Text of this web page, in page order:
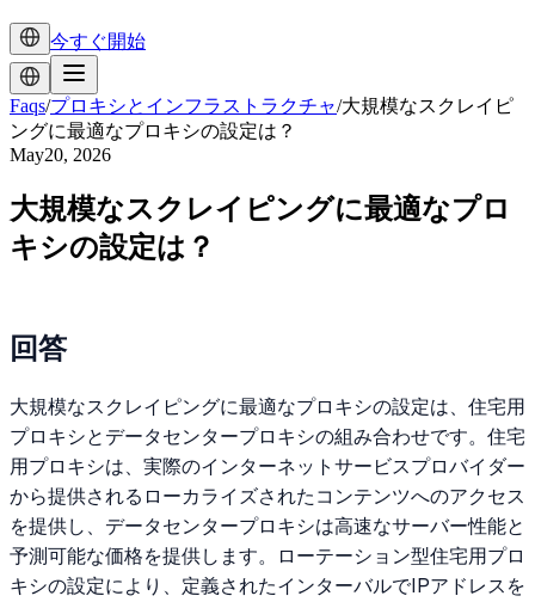
今すぐ開始
Faqs/プロキシとインフラストラクチャ/大規模なスクレイピ
ングに最適なプロキシの設定は？
May20, 2026
大規模なスクレイピングに最適なプロ
キシの設定は？
回答
大規模なスクレイピングに最適なプロキシの設定は、住宅用
プロキシとデータセンタープロキシの組み合わせです。住宅
用プロキシは、実際のインターネットサービスプロバイダー
から提供されるローカライズされたコンテンツへのアクセス
を提供し、データセンタープロキシは高速なサーバー性能と
予測可能な価格を提供します。ローテーション型住宅用プロ
キシの設定により、定義されたインターバルでIPアドレスを